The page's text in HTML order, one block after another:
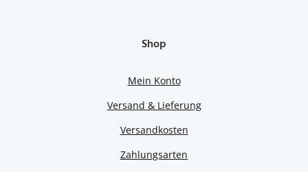
Shop
Mein Konto
Versand & Lieferung
Versandkosten
Zahlungsarten